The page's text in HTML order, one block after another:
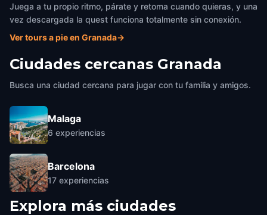
Juega a tu propio ritmo, párate y retoma cuando quieras, y una
vez descargada la quest funciona totalmente sin conexión.
Ver tours a pie en Granada→
Ciudades cercanas Granada
Busca una ciudad cercana para jugar con tu familia y amigos.
Malaga
6 experiencias
Barcelona
17 experiencias
Explora más ciudades